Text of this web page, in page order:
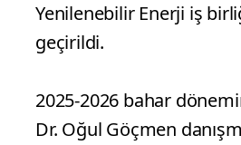
Yenilenebilir Enerji iş
geçirildi.
2025-2026 bahar
Dr. Oğul Göçmen